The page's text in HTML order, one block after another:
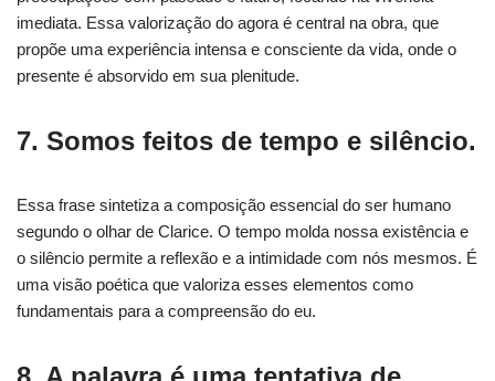
imediata. Essa valorização do agora é central na obra, que
propõe uma experiência intensa e consciente da vida, onde o
presente é absorvido em sua plenitude.
7. Somos feitos de tempo e silêncio.
Essa frase sintetiza a composição essencial do ser humano
segundo o olhar de Clarice. O tempo molda nossa existência e
o silêncio permite a reflexão e a intimidade com nós mesmos. É
uma visão poética que valoriza esses elementos como
fundamentais para a compreensão do eu.